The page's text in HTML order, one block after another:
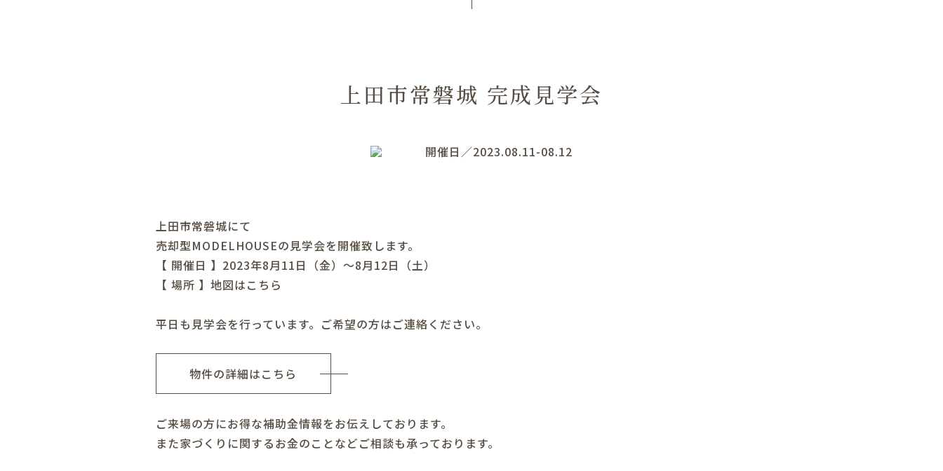
上田市常磐城 完成見学会
開催日／2023.08.11-08.12
上田市常磐城にて
売却型MODELHOUSEの見学会を開催致します。
【 開催日 】2023年8月11日（金）～8月12日（土）
【 場所 】 地図はこちら
平日も見学会を行っています。ご希望の方はご連絡ください。
物件の詳細はこちら
ご来場の方にお得な補助金情報をお伝えしております。
また家づくりに関するお金のことなどご相談も承っております。